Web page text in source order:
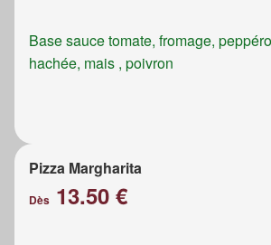
Base sauce tomate, fromage,
hachée, mais , poivron
Pizza Margharita
Dès 13.50 €